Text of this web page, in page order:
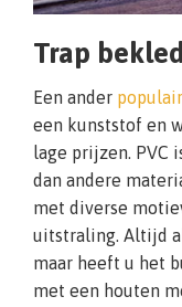
Trap
Een ander
een kunststof en
lage prijzen. PVC
dan andere
met diverse
uitstraling. Altijd
maar heeft u het
met een houten